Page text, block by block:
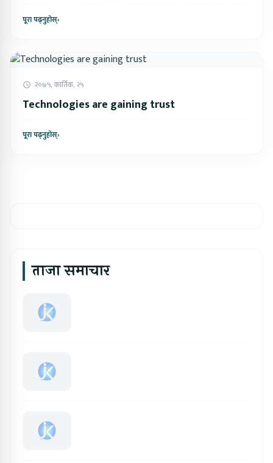
पूरा पढ्नुहोस्›
२०७५, कार्तिक, २५
Technologies are gaining trust
पूरा पढ्नुहोस्›
ताजा समाचार